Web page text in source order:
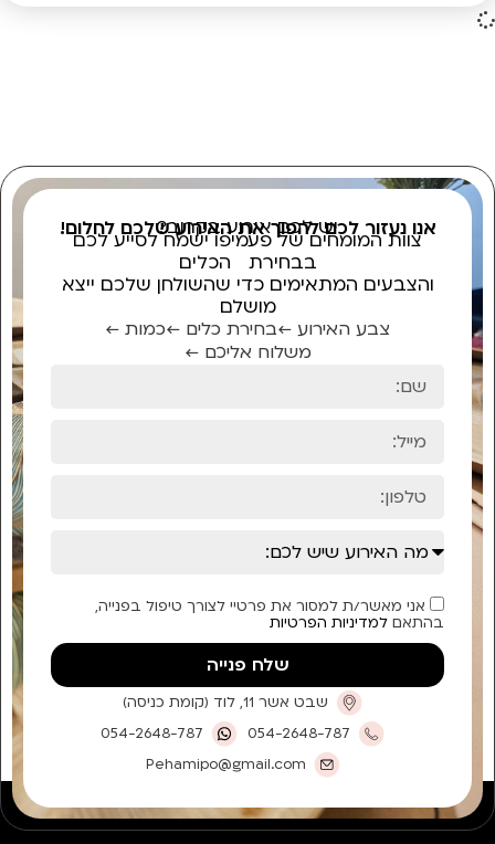
יש לכם אירוע בקרוב?
אנו נעזור לכם להפוך את האירוע שלכם לחלום!
צוות המומחים של פעמיפו ישמח לסייע לכם
בבחירת הכלים
והצבעים המתאימים כדי שהשולחן שלכם ייצא
מושלם
צבע האירוע ←בחירת כלים ←כמות ←
משלוח אליכם ←
אני מאשר/ת למסור את פרטיי לצורך טיפול בפנייה,
בהתאם למדיניות הפרטיות
שלח פנייה
שבט אשר 11, לוד (קומת כניסה)
054-2648-787
054-2648-787
Pehamipo@gmail.com